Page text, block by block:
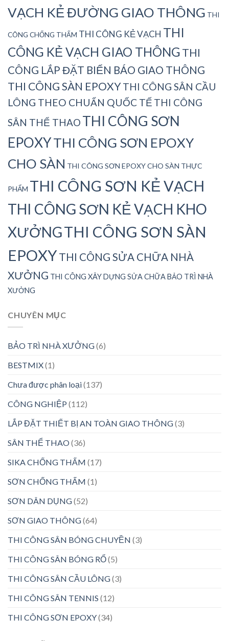
VẠCH KẺ ĐƯỜNG GIAO THÔNG THI
CÔNG CHỐNG THẤM THI CÔNG KẺ VẠCH THI
CÔNG KẺ VẠCH GIAO THÔNG THI
CÔNG LẮP ĐẶT BIỂN BÁO GIAO THÔNG
THI CÔNG SÀN EPOXYTHI CÔNG SÂN CẦU
LÔNG THEO CHUẨN QUỐC TẾ THI CÔNG
SÂN THỂ THAO THI CÔNG SƠN
EPOXYTHI CÔNG SƠN EPOXY
CHO SÀN THI CÔNG SƠN EPOXY CHO SÀN THỰC
PHẨM THI CÔNG SƠN KẺ VẠCH
THI CÔNG SƠN KẺ VẠCH KHO
XƯỞNGTHI CÔNG SƠN SÀN
EPOXYTHI CÔNG SỬA CHỮA NHÀ
XƯỞNG THI CÔNG XÂY DỰNG SỬA CHỮA BẢO TRÌ NHÀ
XƯỞNG
CHUYÊN MỤC
BẢO TRÌ NHÀ XƯỞNG(6)
BESTMIX(1)
Chưa được phân loại(137)
CÔNG NGHIỆP (112)
LẮP ĐẶT THIẾT BỊ AN TOÀN GIAO THÔNG(3)
SÂN THỂ THAO(36)
SIKA CHỐNG THẤM (17)
SƠN CHỐNG THẤM (1)
SƠN DÂN DỤNG(52)
SƠN GIAO THÔNG(64)
THI CÔNG SÂN BÓNG CHUYỀN (3)
THI CÔNG SÂN BÓNG RỔ(5)
THI CÔNG SÂN CẦU LÔNG(3)
THI CÔNG SÂN TENNIS (12)
THI CÔNG SƠN EPOXY(34)